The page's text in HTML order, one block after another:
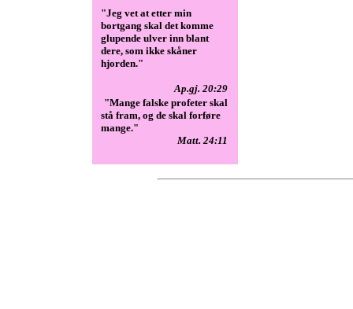
"Jeg vet at etter min
bortgang skal det komme
glupende ulver inn blant
dere, som ikke skåner
hjorden."
Ap.gj. 20:29
"Mange falske profeter skal
stå fram, og de skal forføre
mange."
Matt. 24:11